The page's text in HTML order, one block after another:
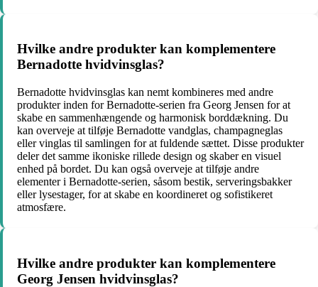
Hvilke andre produkter kan komplementere
Bernadotte hvidvinsglas?
Bernadotte hvidvinsglas kan nemt kombineres med andre
produkter inden for Bernadotte-serien fra Georg Jensen for at
skabe en sammenhængende og harmonisk borddækning. Du
kan overveje at tilføje Bernadotte vandglas, champagneglas
eller vinglas til samlingen for at fuldende sættet. Disse produkter
deler det samme ikoniske rillede design og skaber en visuel
enhed på bordet. Du kan også overveje at tilføje andre
elementer i Bernadotte-serien, såsom bestik, serveringsbakker
eller lysestager, for at skabe en koordineret og sofistikeret
atmosfære.
Hvilke andre produkter kan komplementere
Georg Jensen hvidvinsglas?